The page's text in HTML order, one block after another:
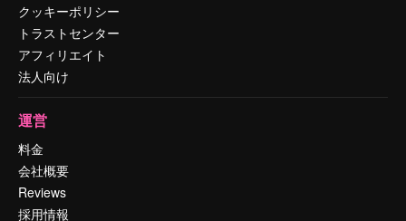
クッキーポリシー
トラストセンター
アフィリエイト
法人向け
運営
料金
会社概要
Reviews
採用情報